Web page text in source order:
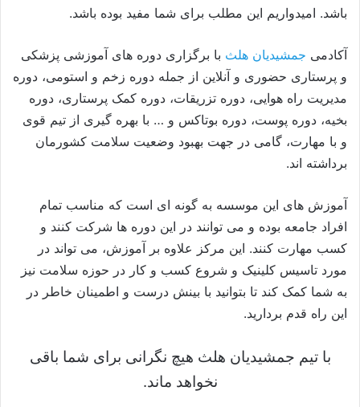
باشد. امیدواریم این مطلب برای شما مفید بوده باشد.
آکادمی جمشیدیان هلث با برگزاری دوره های آموزشی پزشکی
و پرستاری حضوری و آنلاین از جمله دوره زخم و استومی، دوره
مدیریت راه هوایی، دوره تزریقات، دوره کمک پرستاری، دوره
بخیه، دوره پوست، دوره بوتاکس و … با بهره گیری از تیم قوی
و با مهارت، گامی در جهت بهبود وضعیت سلامت کشورمان
برداشته اند.
آموزش های این موسسه به گونه ای است که مناسب تمام
افراد جامعه بوده و می توانند در این دوره ها شرکت کنند و
کسب مهارت کنند. این مرکز علاوه بر آموزش، می تواند در
مورد تاسیس کلینیک و شروع کسب و کار در حوزه سلامت نیز
به شما کمک کند تا بتوانید با بینش درست و اطمینان خاطر در
این راه قدم بردارید.
با تیم جمشیدیان هلث هیچ نگرانی برای شما باقی
نخواهد ماند.